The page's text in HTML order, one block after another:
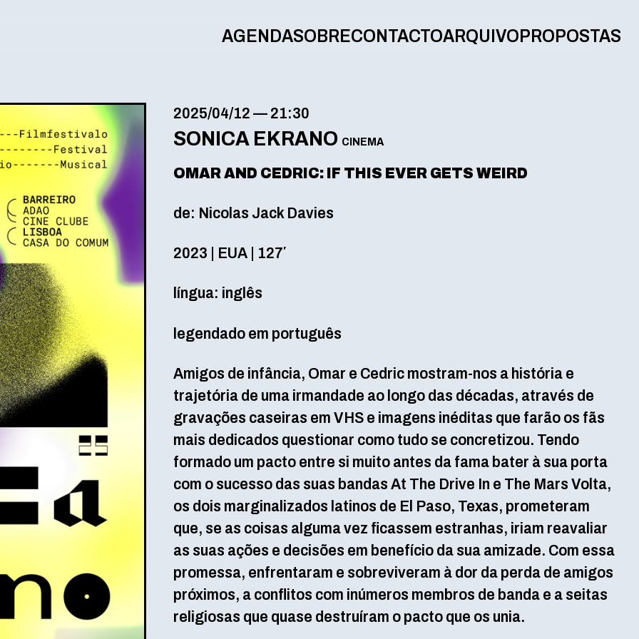
AGENDASOBRECONTACTOARQUIVO PROPOSTAS
2025/04/12 — 21:30
SONICA EKRANO CINEMA
OMAR AND CEDRIC: IF THIS EVER GETS WEIRD
de: Nicolas Jack Davies
2023 | EUA | 127′
língua: inglês
legendado em português
Amigos de infância, Omar e Cedric mostram-nos a história e
trajetória de uma irmandade ao longo das décadas, através de
gravações caseiras em VHS e imagens inéditas que farão os fãs
mais dedicados questionar como tudo se concretizou. Tendo
formado um pacto entre si muito antes da fama bater à sua porta
com o sucesso das suas bandas At The Drive In e The Mars Volta,
os dois marginalizados latinos de El Paso, Texas, prometeram
que, se as coisas alguma vez ficassem estranhas, iriam reavaliar
as suas ações e decisões em benefício da sua amizade. Com essa
promessa, enfrentaram e sobreviveram à dor da perda de amigos
próximos, a conflitos com inúmeros membros de banda e a seitas
religiosas que quase destruíram o pacto que os unia.